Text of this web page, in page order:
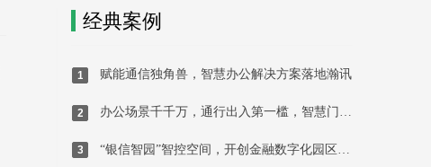
赋能通信独角兽，智慧办公解决方案落地瀚讯
办公场景千千万，通行出入第一槛，智慧门牌重构办公通行体验
“银信智园”智控空间，开创金融数字化园区新格局-空间管理篇
经典案例